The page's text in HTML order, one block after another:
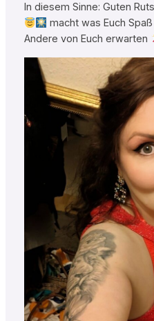
In diesem Sinne: Guten
macht was Euch
Andere von Euch erwarten